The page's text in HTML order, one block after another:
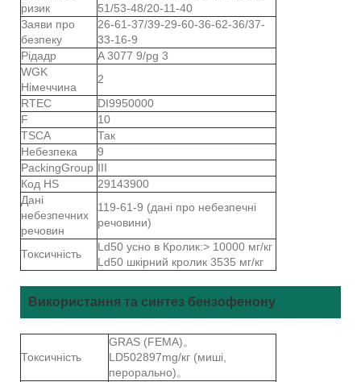
ризик
51/53-48/20-11-40
Заяви про
безпеку
26-61-37/39-29-60-36-62-36/37-
33-16-9
Рідадр
A 3077 9/pg 3
WGK
Німеччина
2
RTEC
DI9950000
F
10
TSCA
Так
Небезпека
9
PackingGroup III
Код HS
29143900
Дані
небезпечних
речовин
119-61-9 (дані про небезпечні
речовини)
Токсичність
Ld50 усно в Кролик:> 10000 мг/кг
Ld50 шкірний кролик 3535 мг/кг
Використання та синтез бензофенону
Токсичність
GRAS (FEMA)。
LD502897mg/кг (миші,
перорально)。